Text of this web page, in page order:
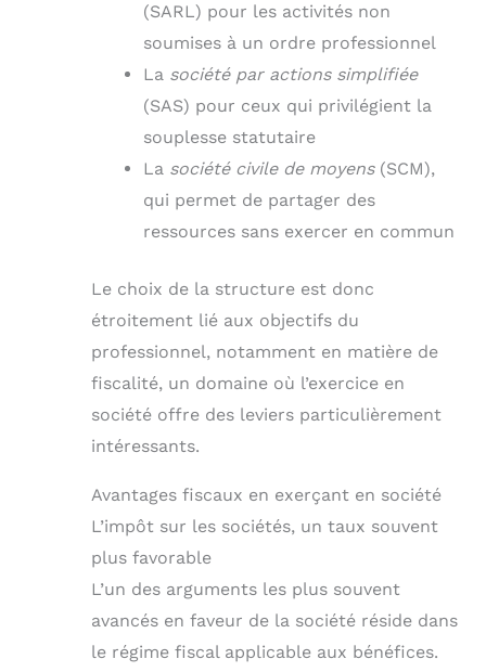
(SARL) pour les activités non
soumises à un ordre professionnel
La société par actions simplifiée
(SAS) pour ceux qui privilégient la
souplesse statutaire
La société civile de moyens(SCM),
qui permet de partager des
ressources sans exercer en commun
Le choix de la structure est donc
étroitement lié aux objectifs du
professionnel, notamment en matière de
fiscalité, un domaine où l’exercice en
société offre des leviers particulièrement
intéressants.
Avantages fiscaux en exerçant en société
L’impôt sur les sociétés, un taux souvent
plus favorable
L’un des arguments les plus souvent
avancés en faveur de la société réside dans
le régime fiscal applicable aux bénéfices.